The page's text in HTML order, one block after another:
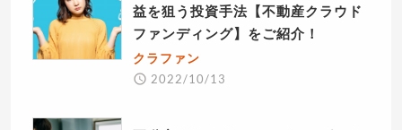
益を狙う投資手法【不動産クラウド
ファンディング】をご紹介！
クラファン
2022/10/13